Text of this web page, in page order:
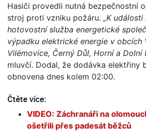
Hasiči provedli nutná bezpečnostní
stroj proti vzniku požáru. „K
hotovostní služba energetické
výpadku elektrické energie v obcích
Vilémovice, Černý Důl, Horní a Dolní
mluvčí. Dodal, že dodávka elektřiny
obnovena dnes kolem 02:00.
Čtěte více:
VIDEO: Záchranáři na
ošetřili přes padesát běžců